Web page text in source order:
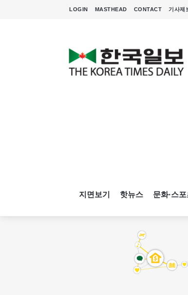
LOGIN MASTHEAD CONTACT 기사제
지면보기 핫뉴스 문화·스